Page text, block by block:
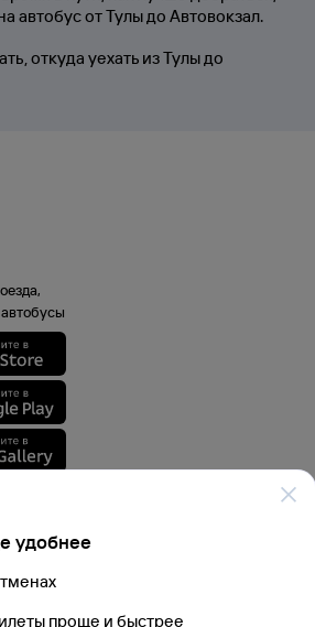
автобус от Тулы до Автовокзал.
откуда уехать из Тулы до
удобнее
проще и быстрее
Туту.ру, включая стоимость электронных
билетов на автобусы и туристского